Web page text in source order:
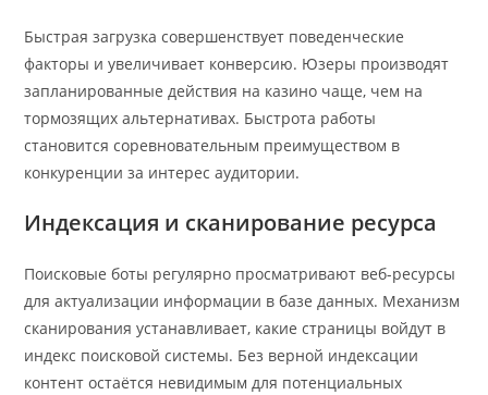
Быстрая загрузка совершенствует поведенческие
факторы и увеличивает конверсию. Юзеры производят
запланированные действия на казино чаще, чем на
тормозящих альтернативах. Быстрота работы
становится соревновательным преимуществом в
конкуренции за интерес аудитории.
Индексация и сканирование ресурса
Поисковые боты регулярно просматривают веб-ресурсы
для актуализации информации в базе данных. Механизм
сканирования устанавливает, какие страницы войдут в
индекс поисковой системы. Без верной индексации
контент остаётся невидимым для потенциальных